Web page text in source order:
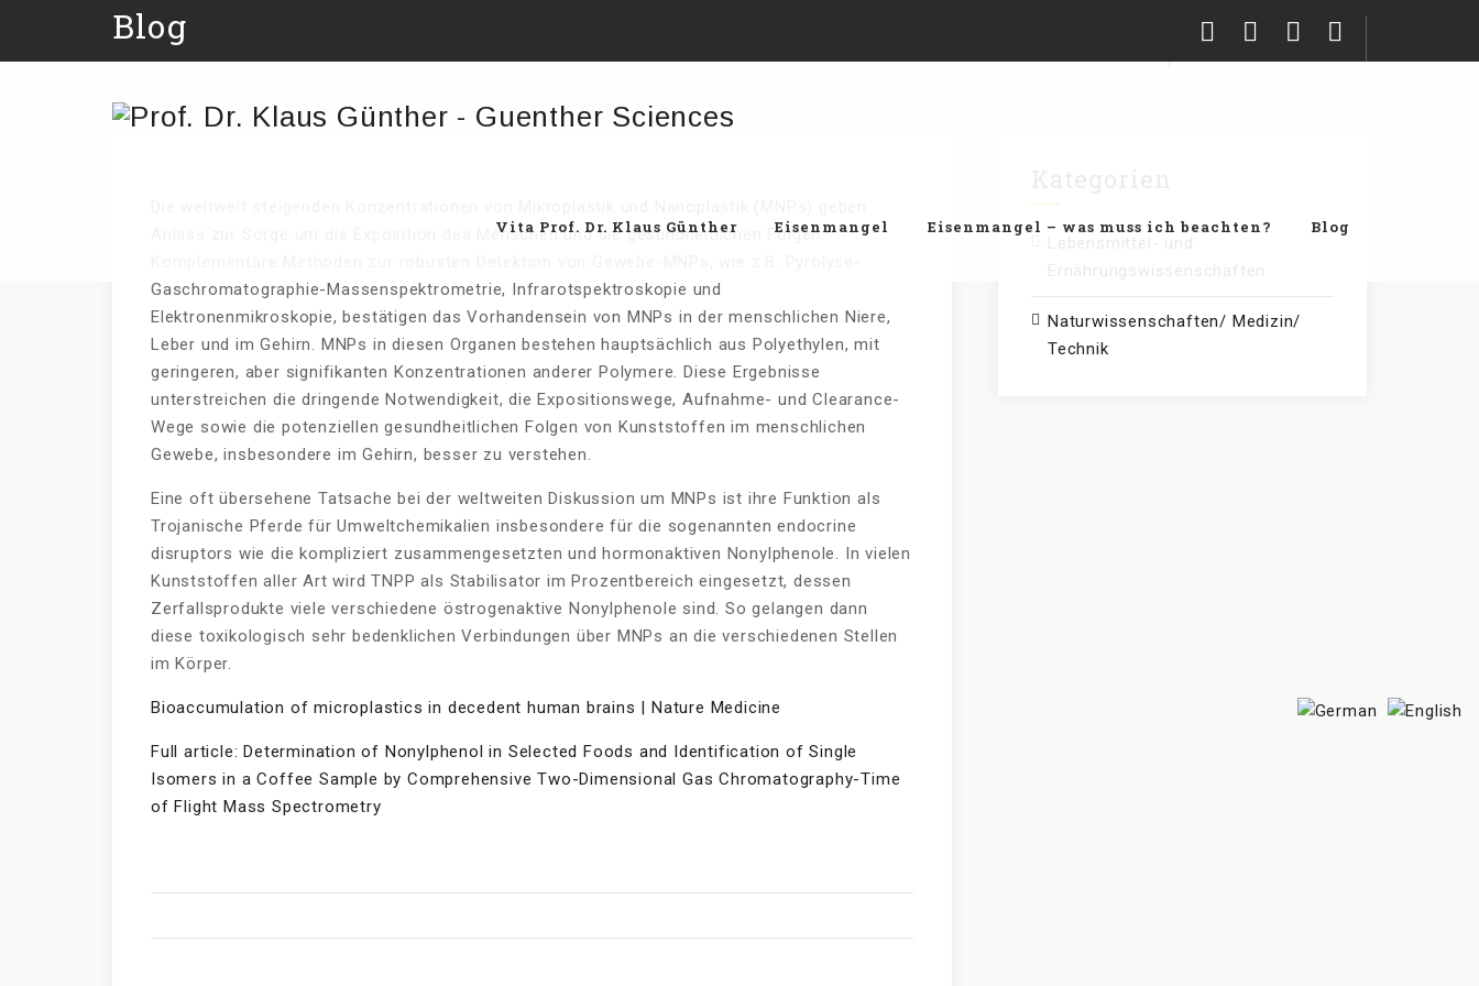
Blog
Vita Prof. Dr. Klaus Günther Eisenmangel Eisenmangel – was muss ich beachten? Blog
Anlass zur Sorge um die Exposition des Menschen und die gesundheitlichen Folgen.
Gaschromatographie-Massenspektrometrie, Infrarotspektroskopie und
Elektronenmikroskopie, bestätigen das Vorhandensein von MNPs in der menschlichen Niere,
Leber und im Gehirn. MNPs in diesen Organen bestehen hauptsächlich aus Polyethylen, mit
geringeren, aber signifikanten Konzentrationen anderer Polymere. Diese Ergebnisse
unterstreichen die dringende Notwendigkeit, die Expositionswege, Aufnahme- und Clearance-
Wege sowie die potenziellen gesundheitlichen Folgen von Kunststoffen im menschlichen
Gewebe, insbesondere im Gehirn, besser zu verstehen.
Eine oft übersehene Tatsache bei der weltweiten Diskussion um MNPs ist ihre Funktion als
Trojanische Pferde für Umweltchemikalien insbesondere für die sogenannten endocrine
disruptors wie die kompliziert zusammengesetzten und hormonaktiven Nonylphenole. In vielen
Kunststoffen aller Art wird TNPP als Stabilisator im Prozentbereich eingesetzt, dessen
Zerfallsprodukte viele verschiedene östrogenaktive Nonylphenole sind. So gelangen dann
diese toxikologisch sehr bedenklichen Verbindungen über MNPs an die verschiedenen Stellen
im Körper.
Bioaccumulation of microplastics in decedent human brains | Nature Medicine
Full article: Determination of Nonylphenol in Selected Foods and Identification of Single
Isomers in a Coffee Sample by Comprehensive Two-Dimensional Gas Chromatography-Time
of Flight Mass Spectrometry
Naturwissenschaften/ Medizin/
Technik